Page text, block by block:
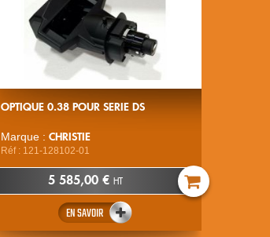
OPTIQUE 0.38 POUR SERIE DS
Marque : CHRISTIE
Réf : 121-128102-01
5 585,00 € HT
EN SAVOIR